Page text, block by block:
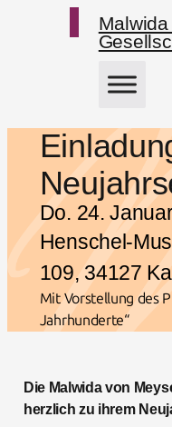
Zum Hauptmenü springen
Zum Hauptmenü springen
Zum Inhalt springen
Zum Fußbereich springen
Do. 24.
Henschel-
109, 34127
Mit Vorstellung des
Jahrhunderte“
Die Malwida von
herzlich zu ihrem